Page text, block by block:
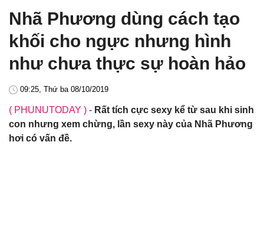
Nhã Phương dùng cách tạo
khối cho ngực nhưng hình
như chưa thực sự hoàn hảo
09:25, Thứ ba 08/10/2019
( PHUNUTODAY ) - Rất tích cực sexy kể từ sau khi sinh
con nhưng xem chừng, lần sexy này của Nhã Phương
hơi có vấn đề.